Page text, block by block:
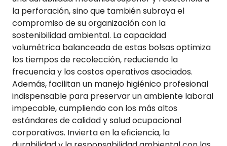
la perforación, sino que también subraya el
compromiso de su organización con la
sostenibilidad ambiental. La capacidad
volumétrica balanceada de estas bolsas optimiza
los tiempos de recolección, reduciendo la
frecuencia y los costos operativos asociados.
Además, facilitan un manejo higiénico profesional
indispensable para preservar un ambiente laboral
impecable, cumpliendo con los más altos
estándares de calidad y salud ocupacional
corporativos. Invierta en la eficiencia, la